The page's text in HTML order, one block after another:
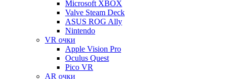
Microsoft XBOX
Valve Steam Deck
ASUS ROG Ally
Nintendo
VR очки
Apple Vision Pro
Oculus Quest
Pico VR
AR очки